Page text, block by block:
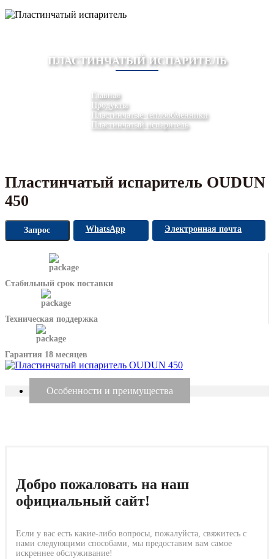
ПЛАСТИНЧАТЫЙ ИСПАРИТЕЛЬ
Главная
Продукты
Пластинчатые теплообменники
Пластинчатый испаритель
Пластинчатый испаритель OUDUN
450
Запрос WhatsApp Электронная почта
Стабильный срок поставки
Техническая поддержка
Гарантия 18 месяцев
Особенности и преимущества
Добро пожаловать на наш
официальный сайт!
Если у вас есть какие-либо вопросы, пожалуйста, свяжитесь с
нами следующими способами, мы предоставим вам самое
искреннее обслуживание!